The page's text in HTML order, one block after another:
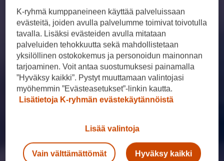
K-ryhmä kumppaneineen käyttää palveluissaan
evästeitä, joiden avulla palvelumme toimivat toivotulla
tavalla. Lisäksi evästeiden avulla mitataan
palveluiden tehokkuutta sekä mahdollistetaan
yksilöllinen ostokokemus ja personoidun mainonnan
tarjoaminen. Voit antaa suostumuksesi painamalla
”Hyväksy kaikki”. Pystyt muuttamaan valintojasi
myöhemmin ”Evästeasetukset”-linkin kautta.
Lisätietoja K-ryhmän evästekäytännöistä
Lisää valintoja
Vain välttämättömät Hyväksy kaikki